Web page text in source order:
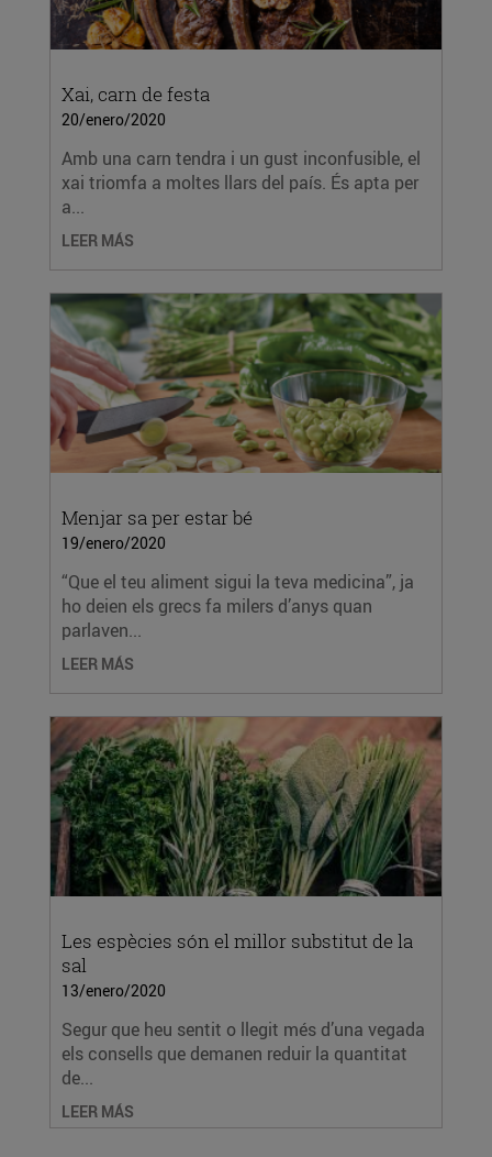
Xai, carn de festa
20/enero/2020
Amb una carn tendra i un gust inconfusible, el
xai triomfa a moltes llars del país. És apta per
a...
LEER MÁS
Menjar sa per estar bé
19/enero/2020
“Que el teu aliment sigui la teva medicina”, ja
ho deien els grecs fa milers d’anys quan
parlaven...
LEER MÁS
Les espècies són el millor substitut de la
sal
13/enero/2020
Segur que heu sentit o llegit més d’una vegada
els consells que demanen reduir la quantitat
de...
LEER MÁS